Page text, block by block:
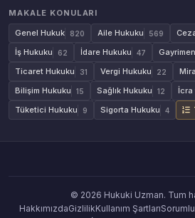
MAKALE KONULARI
Genel Hukuk
820 Aile Hukuku 569
İş Hukuku 62 İdare Hukuku 47
Ticaret Hukuku 31 Vergi Hukuku 22
Bilişim Hukuku 15 Sağlık Hukuku 12 İcra
Tüketici Hukuku 9 Sigorta Hukuku 4
© 2026 Hukuki Uzman. Tum
HakkımızdaGizlilikKullanım Şartları